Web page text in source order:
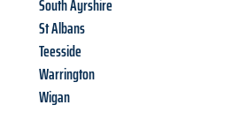
South Ayrshire
St Albans
Teesside
Warrington
Wigan